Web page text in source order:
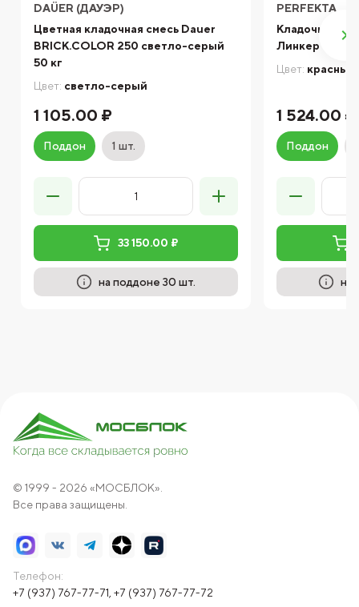
DAÜER (ДАУЭР)
Цветная кладочная смесь Dauer
BRICK.COLOR 250 светло-серый
50 кг
Цвет: светло-серый
1 105.00 ₽
Поддон 1 шт.
33 150.00 ₽
на поддоне 30 шт.
PERFEKTA
Кладочный
Линкер
Цвет: красный
1 524.00 ₽
Поддон
на
© 1999 - 2026 «МОСБЛОК».
Все права защищены.
Телефон:
+7 (937) 767-77-71 +7 (937) 767-77-72